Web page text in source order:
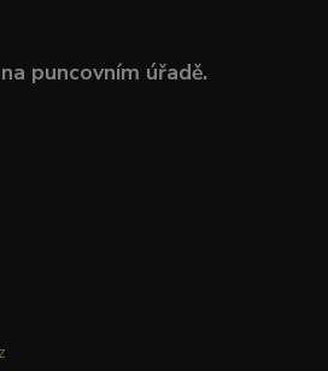
puncovním úřadě.